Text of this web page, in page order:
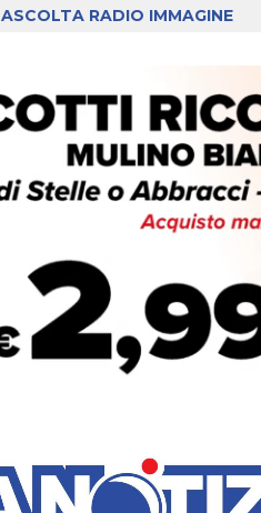
ASCOLTA RADIO IMMAGINE